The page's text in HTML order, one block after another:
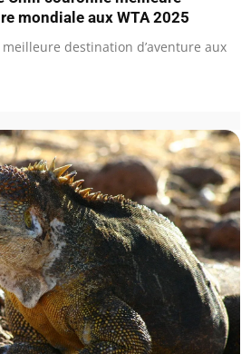
mondiale aux WTA 2025
meilleure destination d’aventure aux